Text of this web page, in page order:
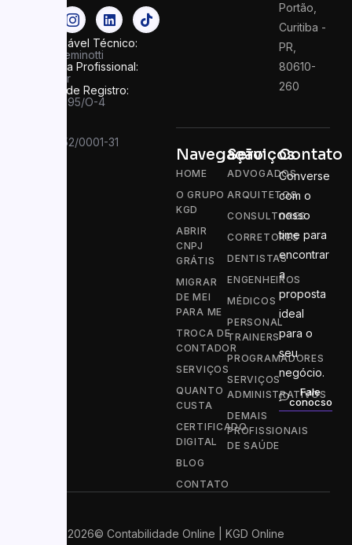
Responsável Técnico:
Felipe Seminotti
Categoria Profissional:
Contador
Número de Registro:
PR 049995/O-4
13.910.752/0001-31
Portão,
Curitiba -
PR,
80610-
260
Navegação
HOME
O GRUPO
KGD
ABRIR
CNPJ
GRÁTIS
MIGRAR
DE MEI
PARA ME
TROCA DE
CONTADOR
SERVIÇOS
QUANTO
CUSTA
CERTIFICADO
DIGITAL
BLOG
CONTATO
Serviços
ADVOGADOS
ARQUITETOS
CONSULTORES
CORRETORES
DENTISTAS
ENGENHEIROS
MÉDICOS
PERSONAL
TRAINERS
PROGRAMADORES
SERVIÇOS
ADMINISTRATIVOS
DEMAIS
PROFISSIONAIS
DE SAÚDE
Contato
Converse
com o
nosso
time para
encontrar
a
proposta
ideal
para o
seu
negócio.
Fale
conocso
2026© Contabilidade Online | KGD Online